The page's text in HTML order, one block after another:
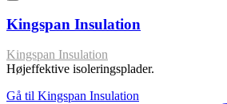
Kingspan Insulation
Kingspan Insulation
Højeffektive isoleringsplader.
Gå til Kingspan Insulation